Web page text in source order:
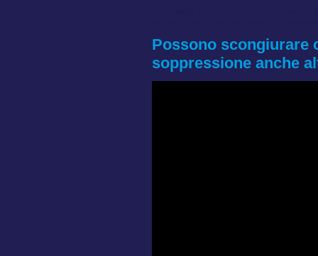
Possono scongiurare
soppressione anche